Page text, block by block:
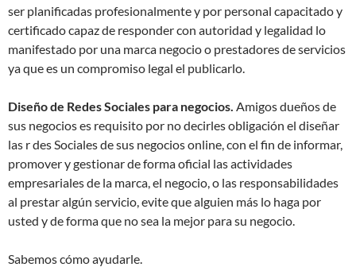
ser planificadas profesionalmente y por personal capacitado y
certificado capaz de responder con autoridad y legalidad lo
manifestado por una marca negocio o prestadores de servicios
ya que es un compromiso legal el publicarlo.
Diseño de Redes Sociales para negocios. Amigos dueños de
sus negocios es requisito por no decirles obligación el diseñar
las r des Sociales de sus negocios online, con el fin de informar,
promover y gestionar de forma oficial las actividades
empresariales de la marca, el negocio, o las responsabilidades
al prestar algún servicio, evite que alguien más lo haga por
usted y de forma que no sea la mejor para su negocio.
Sabemos cómo ayudarle.